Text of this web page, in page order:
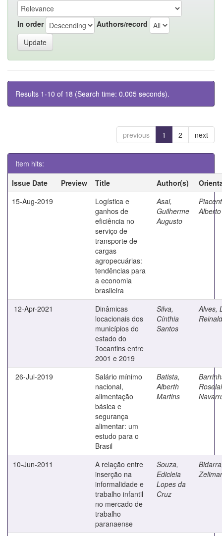
In order Authors/record
Results 1-10 of 18 (Search time: 0.005 seconds).
previous 1 2 next
Item hits:
Issue Date
Preview Title Author(s)
15-Aug-2019
Logística e
ganhos de
eficiência no
serviço de
transporte de
cargas
agropecuárias:
tendências para
a economia
brasileira
Asai,
Guilherme
Augusto
Alberto
12-Apr-2021
Dinâmicas
locacionais dos
municípios do
estado do
Tocantins entre
2001 e 2019
Silva,
Cínthia
Santos
Alves,
26-Jul-2019
Salário mínimo
nacional,
alimentação
básica e
segurança
alimentar: um
estudo para o
Brasil
Batista,
Alberth
Martins
10-Jun-2011
A relação entre
inserção na
informalidade e
trabalho infantil
no mercado de
trabalho
paranaense
Souza,
Edicleia
Lopes da
Cruz